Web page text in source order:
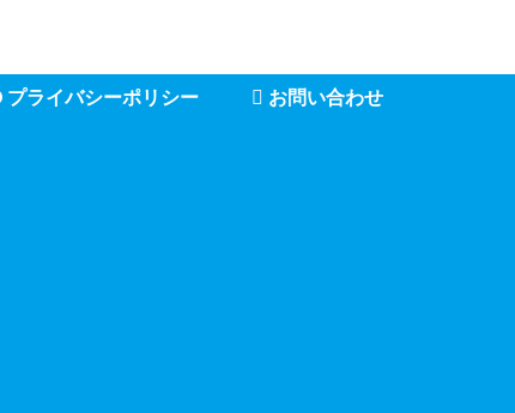
プライバシーポリシー お問い合わせ